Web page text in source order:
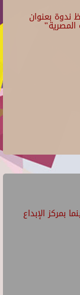
ندوة بعنوان
المصرية"
بمركز الإبداع